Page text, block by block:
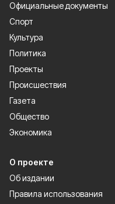
Официальные документы
Спорт
Культура
Политика
Проекты
Происшествия
Газета
Общество
Экономика
О проекте
Об издании
Правила использования